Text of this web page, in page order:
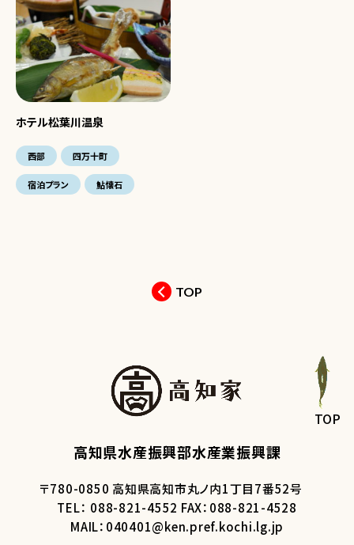
ホテル松葉川温泉
西部 四万十町
宿泊プラン 鮎懐石
TOP
高知県水産振興部水産業振興課
〒780-0850 高知県高知市丸ノ内1丁目7番52号
TEL： 088-821-4552 FAX：088-821-4528
MAIL：040401@ken.pref.kochi.lg.jp
TOP